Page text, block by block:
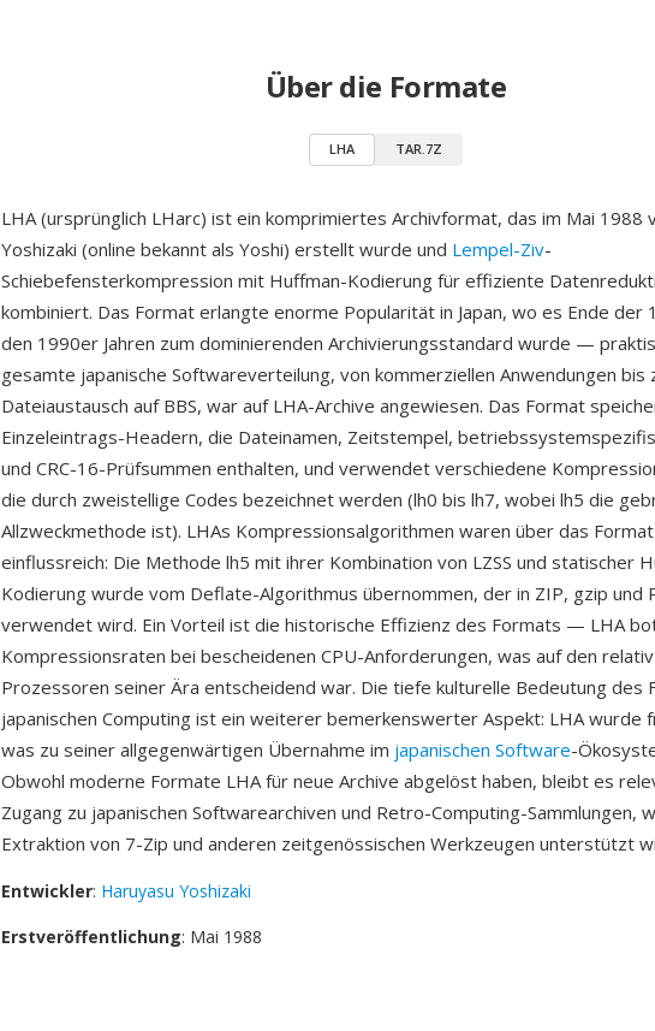
Über die Formate
LHA TAR.7Z
LHA (ursprünglich LHarc) ist ein komprimiertes Archivformat, das im Mai 1988
Yoshizaki (online bekannt als Yoshi) erstellt wurde und Lempel-Ziv-
Schiebefensterkompression mit Huffman-Kodierung für effiziente
kombiniert. Das Format erlangte enorme Popularität in Japan, wo es Ende der
den 1990er Jahren zum dominierenden Archivierungsstandard wurde —
gesamte japanische Softwareverteilung, von kommerziellen Anwendungen bis
Dateiaustausch auf BBS, war auf LHA-Archive angewiesen. Das Format
Einzeleintrags-Headern, die Dateinamen, Zeitstempel,
und CRC-16-Prüfsummen enthalten, und verwendet verschiedene
die durch zweistellige Codes bezeichnet werden (lh0 bis lh7, wobei lh5 die
Allzweckmethode ist). LHAs Kompressionsalgorithmen waren über das
einflussreich: Die Methode lh5 mit ihrer Kombination von LZSS und statischer
Kodierung wurde vom Deflate-Algorithmus übernommen, der in ZIP, gzip und
verwendet wird. Ein Vorteil ist die historische Effizienz des Formats — LHA
Kompressionsraten bei bescheidenen CPU-Anforderungen, was auf den
Prozessoren seiner Ära entscheidend war. Die tiefe kulturelle Bedeutung des
japanischen Computing ist ein weiterer bemerkenswerter Aspekt: LHA wurde
was zu seiner allgegenwärtigen Übernahme im japanischen Software-
Obwohl moderne Formate LHA für neue Archive abgelöst haben, bleibt es
Zugang zu japanischen Softwarearchiven und Retro-Computing-Sammlungen,
Extraktion von 7-Zip und anderen zeitgenössischen Werkzeugen unterstützt
Entwickler: Haruyasu Yoshizaki
Erstveröffentlichung: Mai 1988